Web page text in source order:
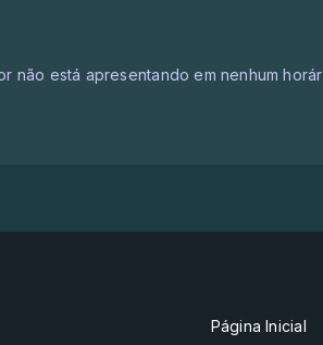
não está apresentando em nenhum
Página Inicial